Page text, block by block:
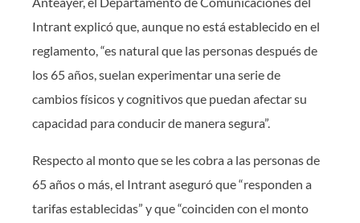
Intrant explicó que, aunque no está establecido en el
reglamento, “es natural que las personas después de
los 65 años, suelan experimentar una serie de
cambios físicos y cognitivos que puedan afectar su
capacidad para conducir de manera segura”.
Respecto al monto que se les cobra a las personas de
65 años o más, el Intrant aseguró que “responden a
tarifas establecidas” y que “coinciden con el monto